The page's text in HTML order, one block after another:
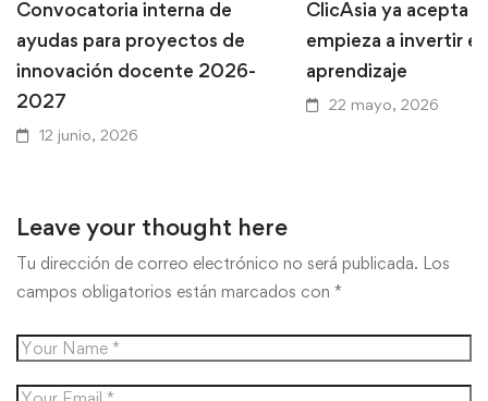
Convocatoria interna de
ayudas para proyectos de
innovación docente 2026-
2027
12 junio, 2026
ClicAsia ya acepta
empieza a invertir
aprendizaje
22 mayo, 2026
Leave your thought here
Tu dirección de correo electrónico no será publicada. Los
campos obligatorios están marcados con *